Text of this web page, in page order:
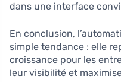
dans une interface
En conclusion,
simple tendance : elle
croissance pour les
leur visibilité et